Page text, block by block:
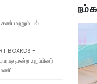
கண் மற்றும் பல்
BOARDS -
உறுப்பினர்
நம்